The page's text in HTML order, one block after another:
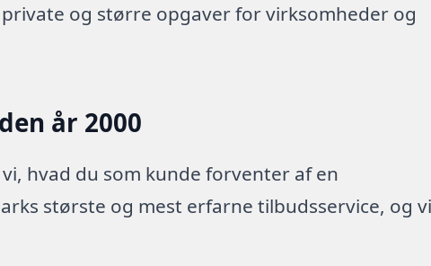
og større opgaver for virksomheder og
år 2000
hvad du som kunde forventer af en
største og mest erfarne tilbudsservice, og